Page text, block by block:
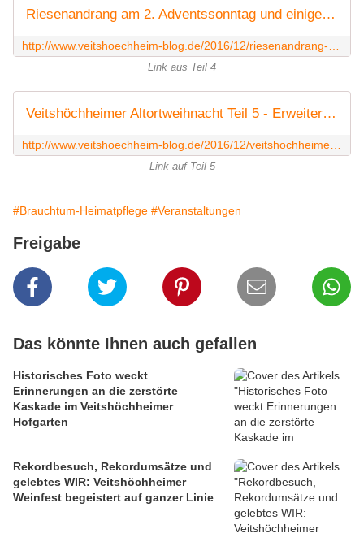
Riesenandrang am 2. Adventssonntag und einige Neuerungen - Teil 4 Veitshöchheimer Altortweihnacht - Veitshöchheim News
Link aus Teil 4
Veitshöchheimer Altortweihnacht Teil 5 - Erweitertes Angebot in der romantischen Dorfkulisse des großen HdB-Saals kommt sehr gut an - Weitere Attraktionen - Veitshöchheim News
Link auf Teil 5
#Brauchtum-Heimatpflege #Veranstaltungen
Freigabe
Das könnte Ihnen auch gefallen
Historisches Foto weckt
Erinnerungen an die zerstörte
Kaskade im Veitshöchheimer
Hofgarten
Rekordbesuch, Rekordumsätze und
gelebtes WIR: Veitshöchheimer
Weinfest begeistert auf ganzer Linie